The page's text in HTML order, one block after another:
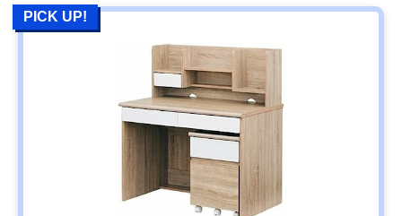
PICK UP!